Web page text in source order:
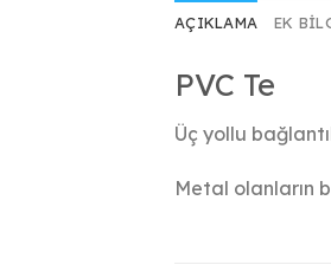
AÇIKLAMA EK
PVC Te
Üç yollu
Metal olanların